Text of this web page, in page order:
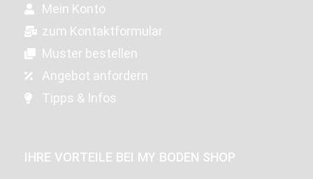
Mein Konto
zum Kontaktformular
Muster bestellen
Angebot anfordern
Tipps & Infos
IHRE VORTEILE BEI MY BODEN SHOP